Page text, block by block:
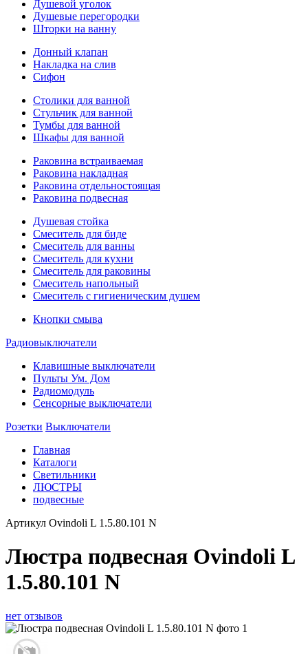
Душевой уголок
Душевые перегородки
Шторки на ванну
Донный клапан
Накладка на слив
Сифон
Столики для ванной
Стульчик для ванной
Тумбы для ванной
Шкафы для ванной
Раковина встраиваемая
Раковина накладная
Раковина отдельностоящая
Раковина подвесная
Душевая стойка
Смеситель для биде
Смеситель для ванны
Смеситель для кухни
Смеситель для раковины
Смеситель напольный
Смеситель с гигиеническим душем
Кнопки смыва
Радиовыключатели
Клавишные выключатели
Пульты Ум. Дом
Радиомодуль
Сенсорные выключатели
Розетки Выключатели
Главная
Каталоги
Светильники
ЛЮСТРЫ
подвесные
Артикул Ovindoli L 1.5.80.101 N
Люстра подвесная Ovindoli L
1.5.80.101 N
нет отзывов